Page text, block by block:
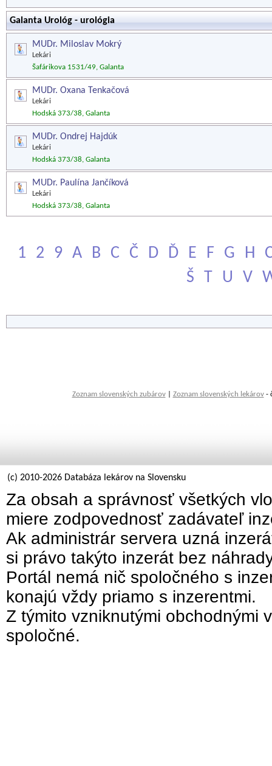
Galanta Urológ - urológia
MUDr. Miloslav Mokrý
Lekári
Šafárikova 1531/49, Galanta
MUDr. Oxana Tenkačová
Lekári
Hodská 373/38, Galanta
MUDr. Ondrej Hajdúk
Lekári
Hodská 373/38, Galanta
MUDr. Paulína Jančíková
Lekári
Hodská 373/38, Galanta
1 2 9 A B C Č D Ď E F G H
Š
T U V
Zoznam slovenských zubárov| Zoznam slovenských lekárov-
(c) 2010-2026 Databáza lekárov na Slovensku
Za obsah a správnosť všetkých
miere zodpovednosť zadávateľ
Ak administrár servera uzná
si právo takýto inzerát bez
Portál nemá nič spoločného s
konajú vždy priamo s inzerentmi.
Z týmito vzniknutými obchodnými
spoločné.